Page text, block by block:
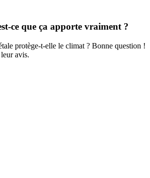
ce que ça apporte vraiment ?
protège-t-elle le climat ? Bonne question !
avis.